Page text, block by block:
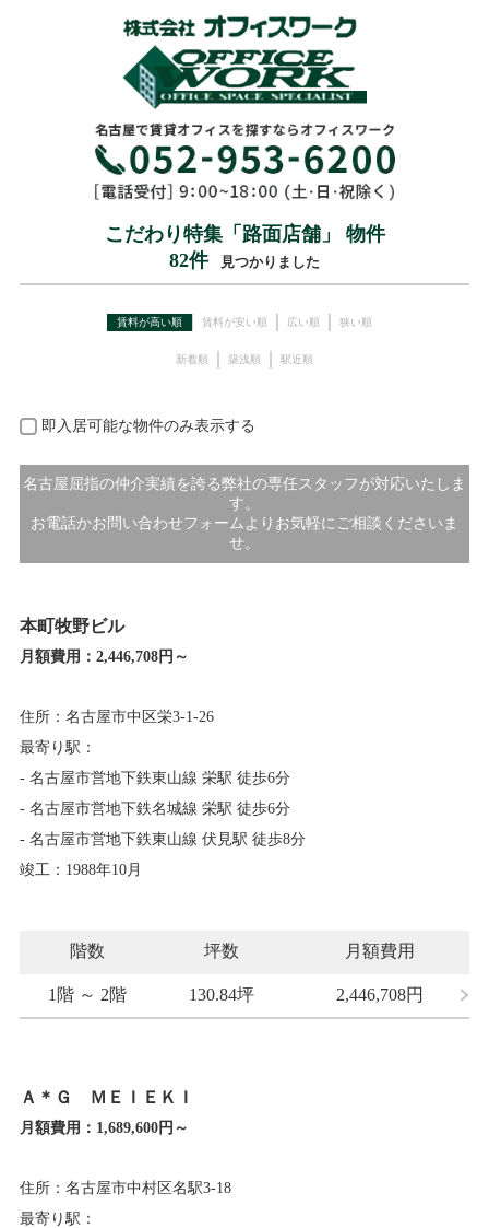
こだわり特集「路面店舗」 物件
82件 見つかりました
賃料が高い順 賃料が安い順 広い順 狭い順
新着順 築浅順 駅近順
即入居可能な物件のみ表示する
名古屋屈指の仲介実績を誇る弊社の専任スタッフが対応いたしま
す。
お電話かお問い合わせフォームよりお気軽にご相談くださいま
せ。
本町牧野ビル
月額費用： 2,446,708円～
住所：名古屋市中区栄3-1-26
最寄り駅：
- 名古屋市営地下鉄東山線 栄駅 徒歩6分
- 名古屋市営地下鉄名城線 栄駅 徒歩6分
- 名古屋市営地下鉄東山線 伏見駅 徒歩8分
竣工：1988年10月
階数 坪数 月額費用
1階 ～ 2階 130.84坪 2,446,708円
Ａ＊Ｇ ＭＥＩＥＫＩ
月額費用： 1,689,600円～
住所：名古屋市中村区名駅3-18
最寄り駅：